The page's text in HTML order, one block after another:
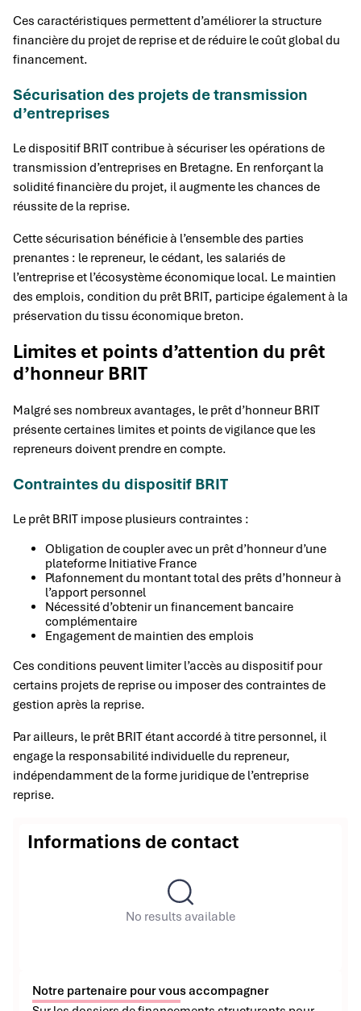
Ces caractéristiques permettent d’améliorer la structure
financière du projet de reprise et de réduire le coût global du
financement.
Sécurisation des projets de transmission
d’entreprises
Le dispositif BRIT contribue à sécuriser les opérations de
transmission d’entreprises en Bretagne. En renforçant la
solidité financière du projet, il augmente les chances de
réussite de la reprise.
Cette sécurisation bénéficie à l’ensemble des parties
prenantes : le repreneur, le cédant, les salariés de
l’entreprise et l’écosystème économique local. Le maintien
des emplois, condition du prêt BRIT, participe également à la
préservation du tissu économique breton.
Limites et points d’attention du prêt
d’honneur BRIT
Malgré ses nombreux avantages, le prêt d’honneur BRIT
présente certaines limites et points de vigilance que les
repreneurs doivent prendre en compte.
Contraintes du dispositif BRIT
Le prêt BRIT impose plusieurs contraintes :
Obligation de coupler avec un prêt d’honneur d’une
plateforme Initiative France
Plafonnement du montant total des prêts d’honneur à
l’apport personnel
Nécessité d’obtenir un financement bancaire
complémentaire
Engagement de maintien des emplois
Ces conditions peuvent limiter l’accès au dispositif pour
certains projets de reprise ou imposer des contraintes de
gestion après la reprise.
Par ailleurs, le prêt BRIT étant accordé à titre personnel, il
engage la responsabilité individuelle du repreneur,
indépendamment de la forme juridique de l’entreprise
reprise.
Informations de contact
No results available
Notre partenaire pour vous accompagner